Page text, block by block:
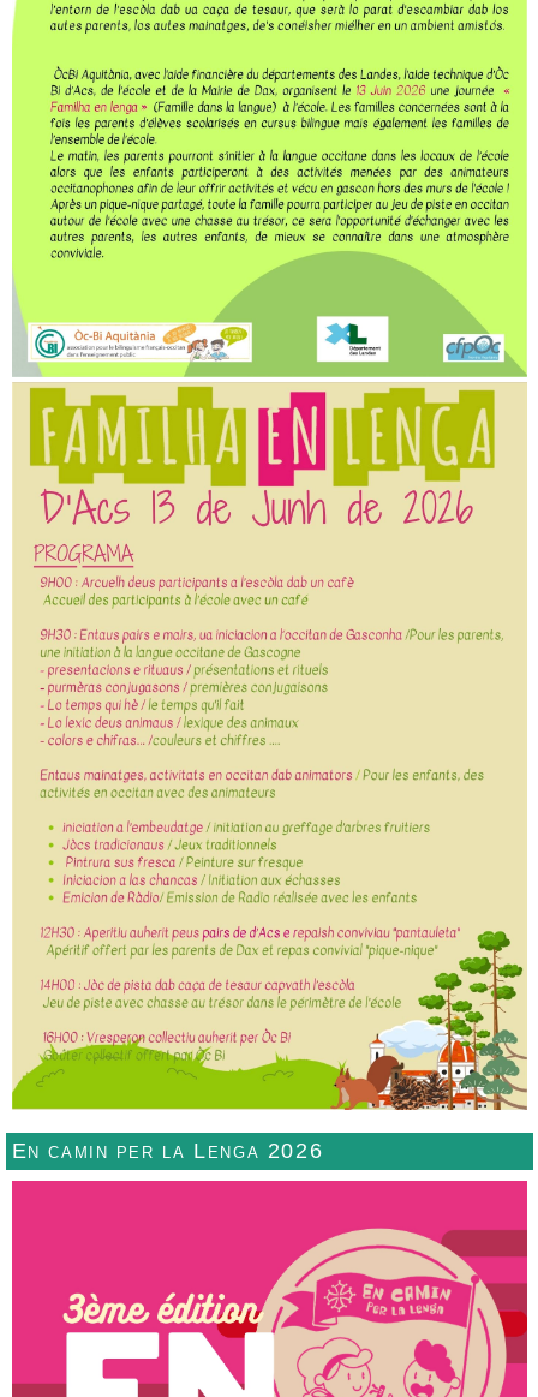
En camin per la Lenga 2026